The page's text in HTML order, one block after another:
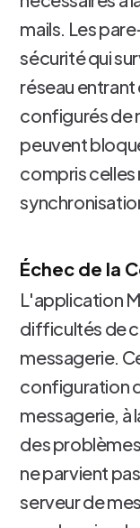
mails. Les
sécurité qui
réseau
configurés de
peuvent
compris celles
Échec de la
L'application
difficultés de
messagerie.
configuration
messagerie, à
des
ne parvient
serveur de